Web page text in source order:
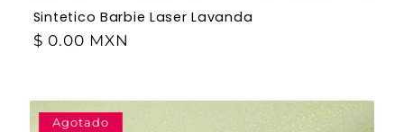
Sintetico Barbie Laser Lavanda
$ 0.00 MXN
Agotado